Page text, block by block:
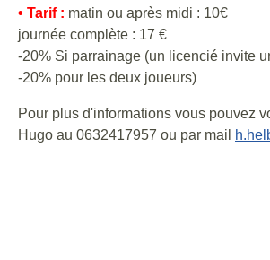
• Tarif : matin ou après midi : 10€
journée complète : 17 €
-20% Si parrainage (un licencié invite
-20% pour les deux joueurs)
Pour plus d'informations vous pouvez
Hugo au 0632417957 ou par mail